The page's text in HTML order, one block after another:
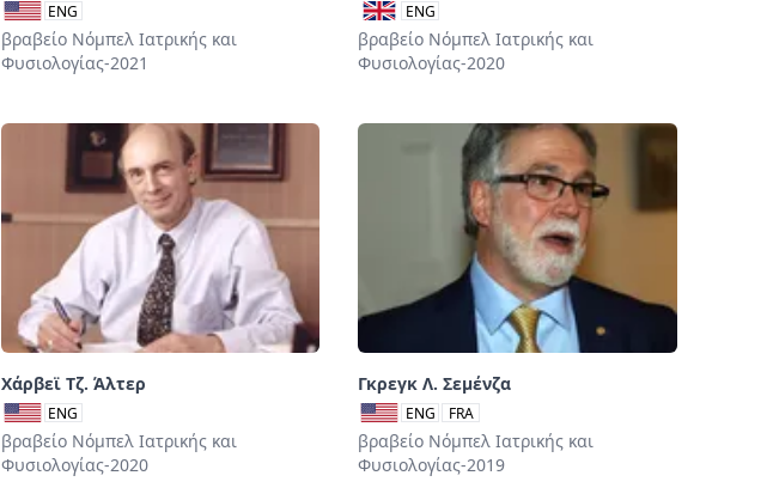
ENG
βραβείο Νόμπελ Ιατρικής και
Φυσιολογίας-2021
ENG
βραβείο Νόμπελ Ιατρικής και
Φυσιολογίας-2020
Χάρβεϊ Τζ. Άλτερ
ENG
βραβείο Νόμπελ Ιατρικής και
Φυσιολογίας-2020
Γκρεγκ Λ. Σεμένζα
ENG FRA
βραβείο Νόμπελ Ιατρικής και
Φυσιολογίας-2019